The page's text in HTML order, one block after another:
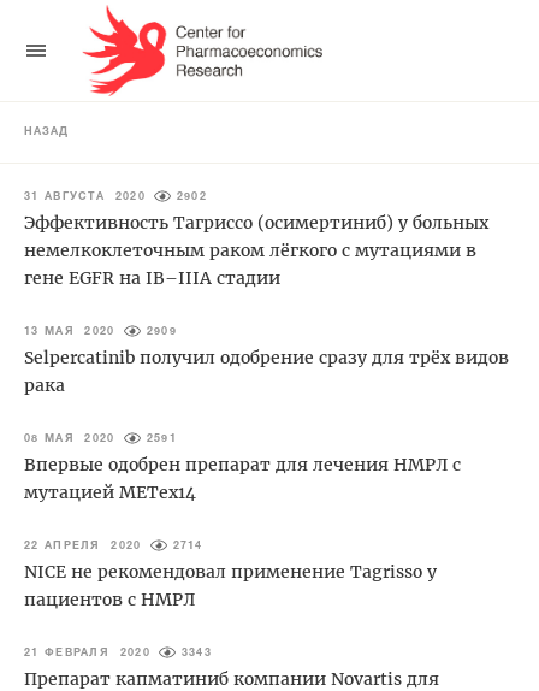
НАЗАД
31 АВГУСТА 2020 2902
Эффективность Тагриссо (осимертиниб) у больных
немелкоклеточным раком лёгкого с мутациями в
гене EGFR на IB–IIIA стадии
13 МАЯ 2020 2909
Selpercatinib получил одобрение сразу для трёх видов
рака
08 МАЯ 2020 2591
Впервые одобрен препарат для лечения НМРЛ с
мутацией METex14
22 АПРЕЛЯ 2020 2714
NICE не рекомендовал применение Tagrisso у
пациентов с НМРЛ
21 ФЕВРАЛЯ 2020 3343
Препарат капматиниб компании Novartis для